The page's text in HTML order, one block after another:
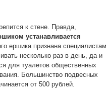
к стене. Правда,
устанавливается
ершика признана
несколько раз в день, да и
для туалетов общественных
Большинство подвесных
от 500 рублей.